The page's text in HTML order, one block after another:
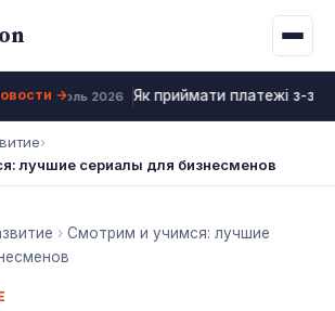
18 июль 2026 Як приймати платежі з-за
→
›
лучшие сериалы для бизнесменов
› Смотрим и учимся: лучшие